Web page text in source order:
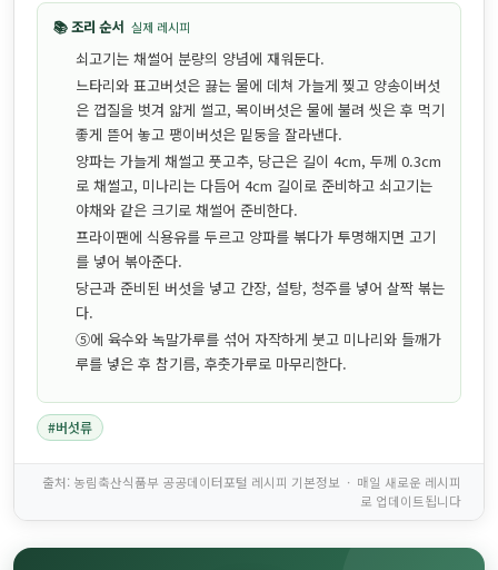
📚 조리 순서 실제 레시피
쇠고기는 채썰어 분량의 양념에 재워둔다.
느타리와 표고버섯은 끓는 물에 데쳐 가늘게 찢고 양송이버섯
은 껍질을 벗겨 얇게 썰고, 목이버섯은 물에 불려 씻은 후 먹기
좋게 뜯어 놓고 팽이버섯은 밑둥을 잘라낸다.
양파는 가늘게 채썰고 풋고추, 당근은 길이 4cm, 두께 0.3cm
로 채썰고, 미나리는 다듬어 4cm 길이로 준비하고 쇠고기는
야채와 같은 크기로 채썰어 준비한다.
프라이팬에 식용유를 두르고 양파를 볶다가 투명해지면 고기
를 넣어 볶아준다.
당근과 준비된 버섯을 넣고 간장, 설탕, 청주를 넣어 살짝 볶는
다.
⑤에 육수와 녹말가루를 섞어 자작하게 붓고 미나리와 들깨가
루를 넣은 후 참기름, 후춧가루로 마무리한다.
#버섯류
출처: 농림축산식품부 공공데이터포털 레시피 기본정보 · 매일 새로운 레시피
로 업데이트됩니다